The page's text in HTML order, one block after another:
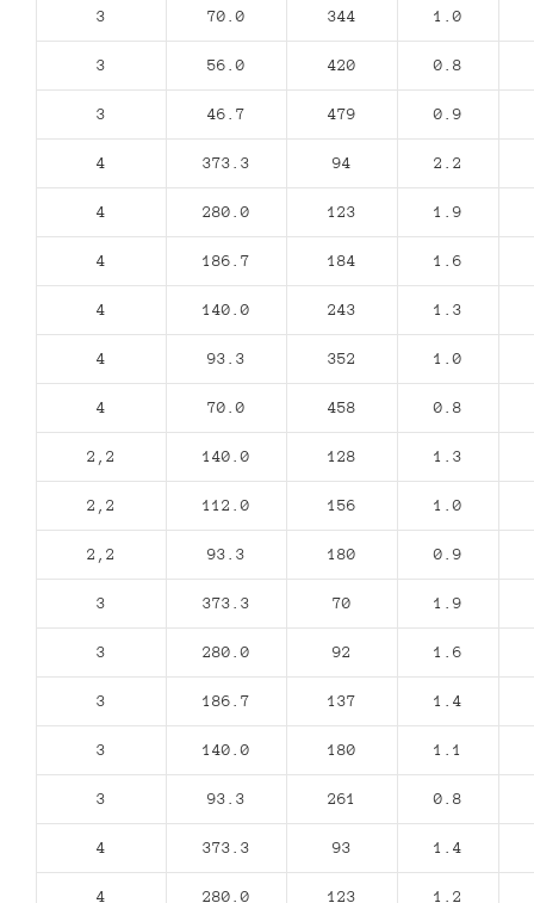
3 70.0 344 1.0
3 56.0 420 0.8
3 46.7 479 0.9
4 373.3 94 2.2
4 280.0 123 1.9
4 186.7 184 1.6
4 140.0 243 1.3
4 93.3 352 1.0
4 70.0 458 0.8
2,2 140.0 128 1.3
2,2 112.0 156 1.0
2,2 93.3 180 0.9
3 373.3 70 1.9
3 280.0 92 1.6
3 186.7 137 1.4
3 140.0 180 1.1
3 93.3 261 0.8
4 373.3 93 1.4
4 280.0 123 1.2